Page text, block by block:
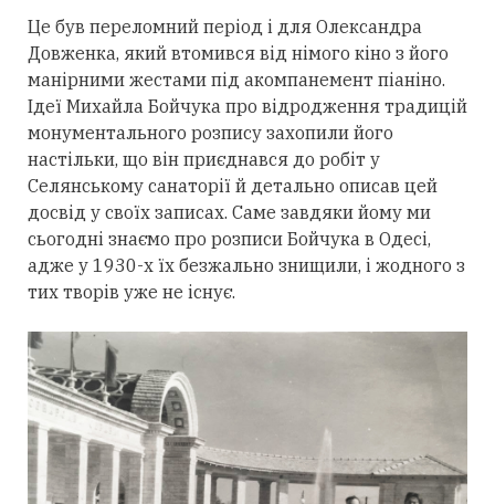
Це був переломний період і для Олександра
Довженка, який втомився від німого кіно з його
манірними жестами під акомпанемент піаніно.
Ідеї Михайла Бойчука про відродження традицій
монументального розпису захопили його
настільки, що він приєднався до робіт у
Селянському санаторії й детально описав цей
досвід у своїх записах. Саме завдяки йому ми
сьогодні знаємо про розписи Бойчука в Одесі,
адже у 1930-х їх безжально знищили, і жодного з
тих творів уже не існує.